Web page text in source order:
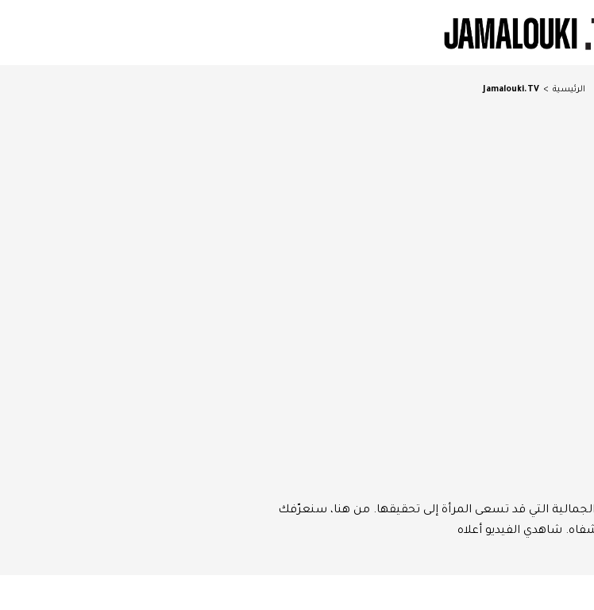
الرئيسية >
Jamalouki.TV
التي قد تسعى المرأة إلى تحقيقها. من هنا، سنعرّفك
شاهدي الفيديو أعلاه